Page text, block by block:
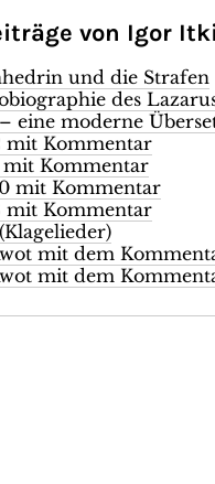
von Igor
und die Strafen
des
eine moderne
mit Kommentar
mit Kommentar
mit Kommentar
mit Kommentar
mit dem
mit dem